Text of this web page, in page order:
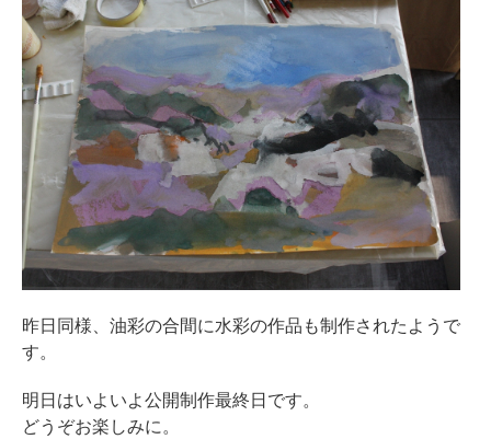
昨日同様、油彩の合間に水彩の作品も制作されたようで
す。
明日はいよいよ公開制作最終日です。
どうぞお楽しみに。